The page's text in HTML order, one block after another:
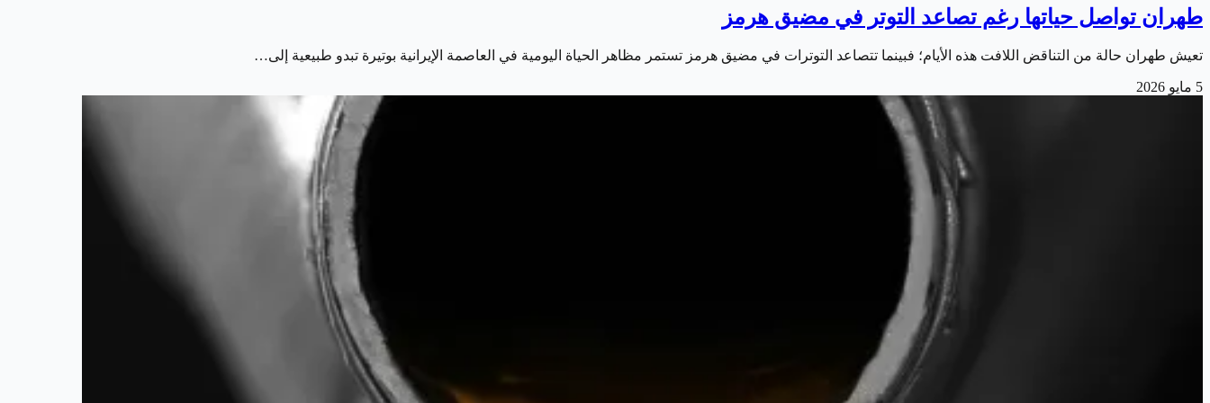
طهران تواصل حياتها رغم تصاعد التوتر في مضيق هرمز
تعيش طهران حالة من التناقض اللافت هذه الأيام؛ فبينما تتصاعد التوترات في مضيق هرمز تستمر مظاهر الحياة اليومية في العاصمة الإيرانية بوتيرة تبدو طبيعية إلى…
5 مايو 2026